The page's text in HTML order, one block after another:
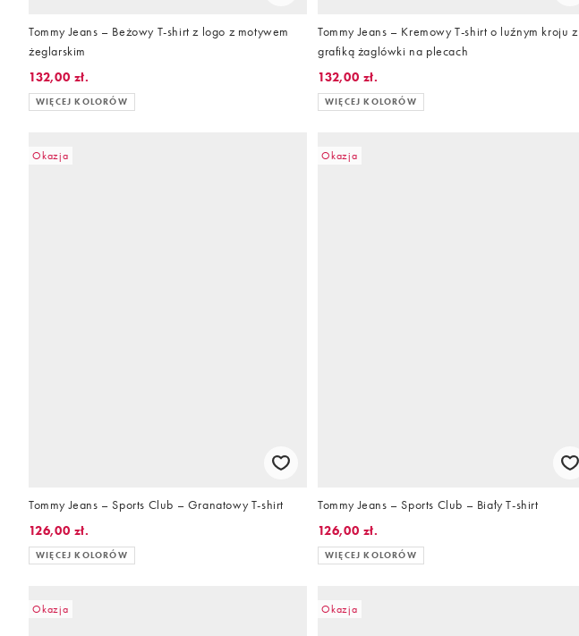
Tommy Jeans – Beżowy T-shirt z logo z motywem
żeglarskim
132,00 zł.
WIĘCEJ KOLORÓW
Tommy Jeans – Kremowy T-shirt o luźnym kroju z
grafiką żaglówki na plecach
132,00 zł.
WIĘCEJ KOLORÓW
Okazja
Tommy Jeans – Sports Club – Granatowy T-shirt
126,00 zł.
WIĘCEJ KOLORÓW
Okazja
Tommy Jeans – Sports Club – Biały T-shirt
126,00 zł.
WIĘCEJ KOLORÓW
Okazja Okazja